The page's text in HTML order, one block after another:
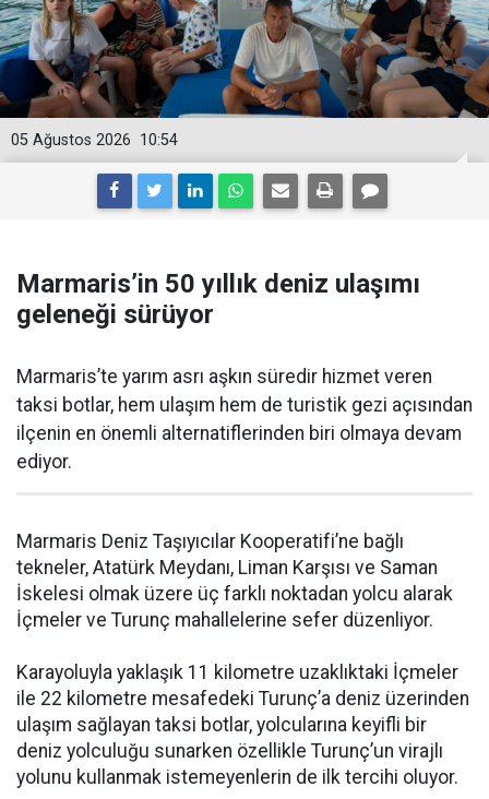
10:54
05 Ağustos 2026
Marmaris’in 50 yıllık deniz ulaşımı
geleneği sürüyor
Marmaris’te yarım asrı aşkın süredir hizmet veren
taksi botlar, hem ulaşım hem de turistik gezi açısından
ilçenin en önemli alternatiflerinden biri olmaya devam
ediyor.
Marmaris Deniz Taşıyıcılar Kooperatifi’ne bağlı
tekneler, Atatürk Meydanı, Liman Karşısı ve Saman
İskelesi olmak üzere üç farklı noktadan yolcu alarak
İçmeler ve Turunç mahallelerine sefer düzenliyor.
Karayoluyla yaklaşık 11 kilometre uzaklıktaki İçmeler
ile 22 kilometre mesafedeki Turunç’a deniz üzerinden
ulaşım sağlayan taksi botlar, yolcularına keyifli bir
deniz yolculuğu sunarken özellikle Turunç’un virajlı
yolunu kullanmak istemeyenlerin de ilk tercihi oluyor.